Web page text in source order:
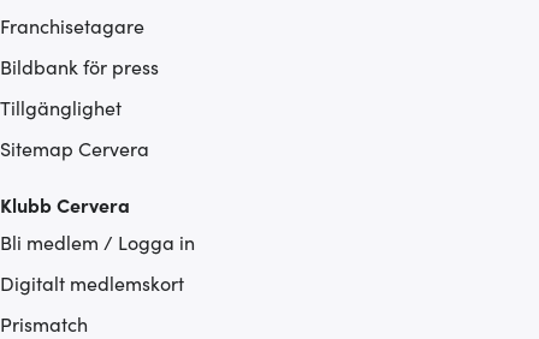
Franchisetagare
Bildbank för press
Tillgänglighet
Sitemap Cervera
Klubb Cervera
Bli medlem / Logga in
Digitalt medlemskort
Prismatch